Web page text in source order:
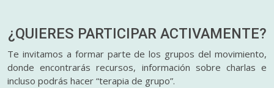
¿QUIERES PARTICIPAR ACTIVAMENTE?
Te invitamos a formar parte de los grupos del movimiento,
donde encontrarás recursos, información sobre charlas e
incluso podrás hacer “terapia de grupo”.